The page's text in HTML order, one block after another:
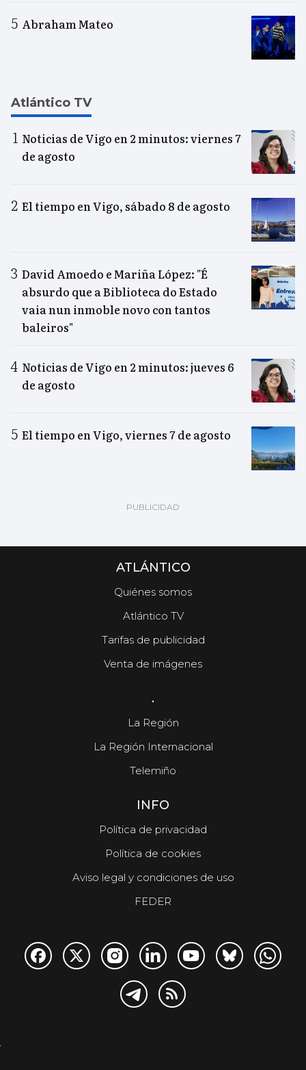
Abraham Mateo
Atlántico TV
Noticias de Vigo en 2 minutos: viernes 7
de agosto
El tiempo en Vigo, sábado 8 de agosto
David Amoedo e Mariña López: "É
absurdo que a Biblioteca do Estado
vaia nun inmoble novo con tantos
baleiros"
Noticias de Vigo en 2 minutos: jueves 6
de agosto
El tiempo en Vigo, viernes 7 de agosto
ATLÁNTICO
Quiénes somos
Atlántico TV
Tarifas de publicidad
Venta de imágenes
.
La Región
La Región Internacional
Telemiño
INFO
Política de privacidad
Política de cookies
Aviso legal y condiciones de uso
FEDER